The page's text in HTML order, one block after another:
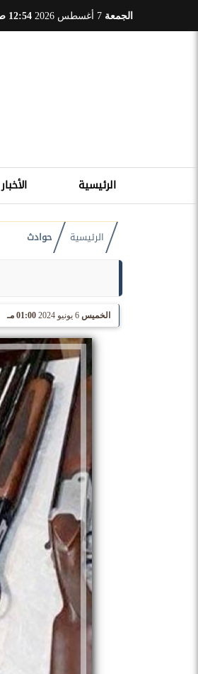
الجمعة 12:54 صـ
الرئيسية الأخبار
الرئيسية حوادث
الخميس 6 يونيو 2024 01:00 مـ